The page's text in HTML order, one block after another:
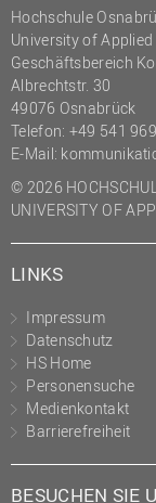
Hochschule
University of
Geschäftsbereich
Albrechtstr. 30
49076 Osnabrück
Telefon: +49 541
E-Mail:
© 2026
UNIVERSITY OF
LINKS
Impressum
Datenschutz
HS Home
Personensuche
Medienkontakt
Barrierefreiheit
BESUCHEN SIE